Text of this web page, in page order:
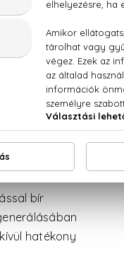
Argan Oil
bír.
t, mesterséges
bír
hatékony